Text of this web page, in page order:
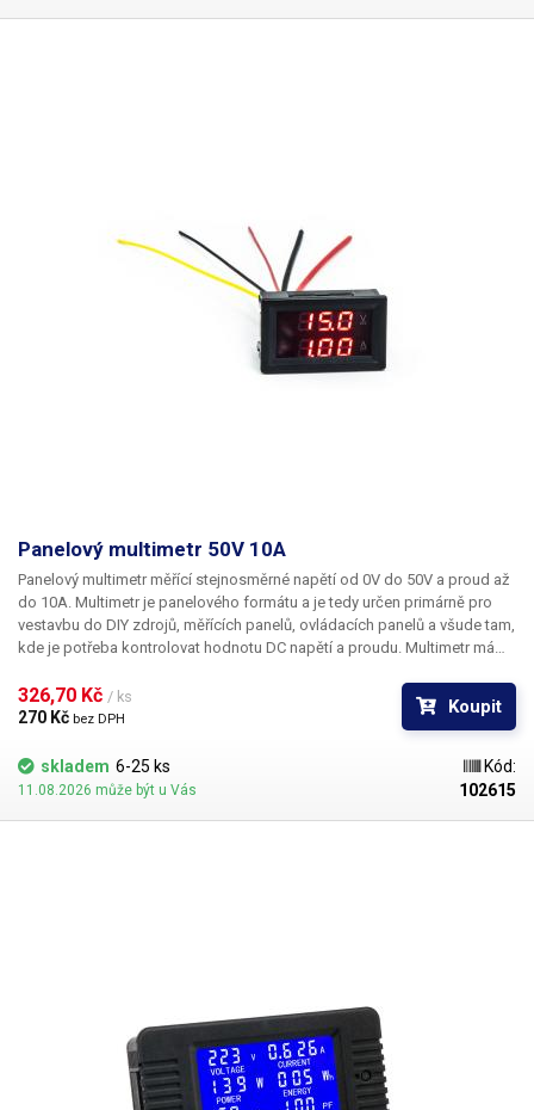
Panelový multimetr 50V 10A
Panelový multimetr měřící stejnosměrné napětí od 0V do 50V a proud až
do 10A. Multimetr je panelového formátu a je tedy určen primárně pro
vestavbu do DIY zdrojů, měřících panelů, ovládacích panelů a všude tam,
kde je potřeba kontrolovat hodnotu DC napětí a proudu. Multimetr má
své malé kompaktní velikosti lze tento multimetr zabudovat i do těch
nejmenších zdrojů. Displej je dvouřádkový třímístný a je tvořen červenými
zabudován bočník, takže není třeba použití externího. V zadní části se
nachází dva trimry umožňující kalibraci každé z měřených veličin.
326,70 Kč / ks
270 Kč bez DPH
Koupit
skladem 6-25 ks
11.08.2026 může být u Vás
Kód:
102615